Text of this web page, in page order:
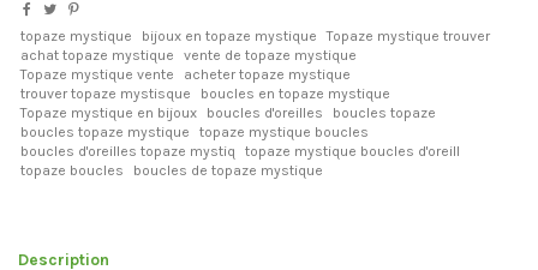
topaze mystique bijoux en topaze mystique
Topaze mystique trouver
achat topaze mystique
vente de topaze mystique
Topaze mystique vente
acheter topaze mystique
trouver topaze mystisque
boucles en topaze mystique
Topaze mystique en bijoux
boucles d'oreilles
boucles topaze
boucles topaze mystique
topaze mystique boucles
boucles d'oreilles topaze mystiq
topaze mystique boucles d'oreill
topaze boucles
boucles de topaze mystique
Description